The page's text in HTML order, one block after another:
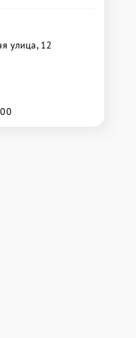
улица, 12